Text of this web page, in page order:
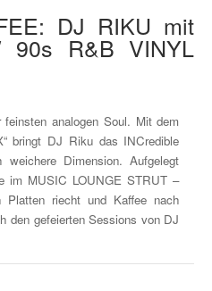
DJ RIKU mit
90s R&B VINYL
analogen Soul. Mit dem
bringt DJ Riku das INCredible
Dimension. Aufgelegt
im MUSIC LOUNGE STRUT –
riecht und Kaffee nach
den gefeierten Sessions von DJ